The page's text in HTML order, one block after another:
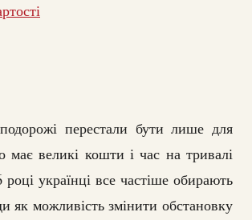
перестали бути лише для
має великі кошти і час на тривалі
українці все частіше обирають
як можливість змінити обстановку